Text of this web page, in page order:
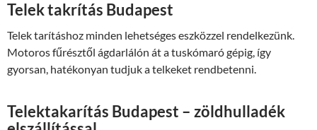
Telek takrítás Budapest
Telek tarításhoz minden lehetséges eszközzel rendelkezünk.
Motoros fűrésztől ágdarlálón át a tuskómaró gépig, így
gyorsan, hatékonyan tudjuk a telkeket rendbetenni.
Telektakarítás Budapest – zöldhulladék